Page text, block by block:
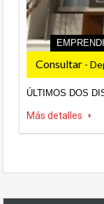
Consultar -
ÚLTIMOS DOS
Más detalles